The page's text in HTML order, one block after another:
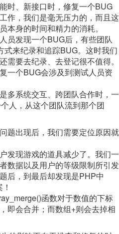
时、新接口时，修复一个BUG
作，我们是毫无压力的，而且这
本身的时间和精力的消耗。
员发现一个BUG后，有些团队
来纪录和追踪BUG。这时我们
需要去纪录、去登记很不值得。
一个BUG会涉及到测试人员资
多系统交互、跨团队合作时，一
人，从这个团队流到那个团
题出现后，我们需要定位原因就
发现游戏的道具减少了。我们一
数据以及用户的等级限制所引发
后，到最后却发现是PHP中
函数对于数值的下标
即会合并；而数组+则会去掉相